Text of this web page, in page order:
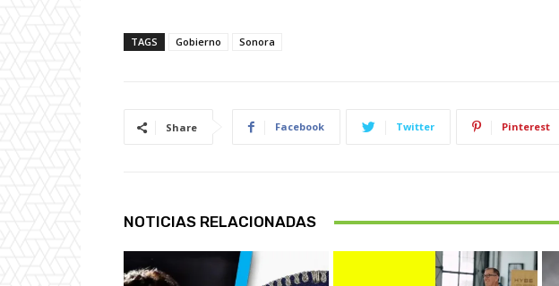
TAGS Gobierno Sonora
Share Facebook Twitter Pinterest
NOTICIAS RELACIONADAS